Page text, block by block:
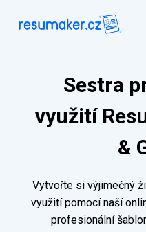
Sestra
využití
&
Vytvořte si výjimečný
využití pomocí naší
profesionální